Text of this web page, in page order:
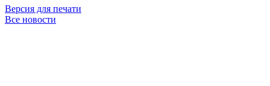
Версия для печати
Все новости